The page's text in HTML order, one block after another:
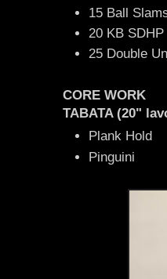
15 Ball
20 KB
25 Double
CORE WORK
TABATA (20"
Plank Hold
Pinguini